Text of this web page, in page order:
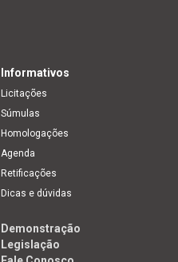
Informativos
Licitações
Súmulas
Homologações
Agenda
Retificações
Dicas e dúvidas
Demonstração
Legislação